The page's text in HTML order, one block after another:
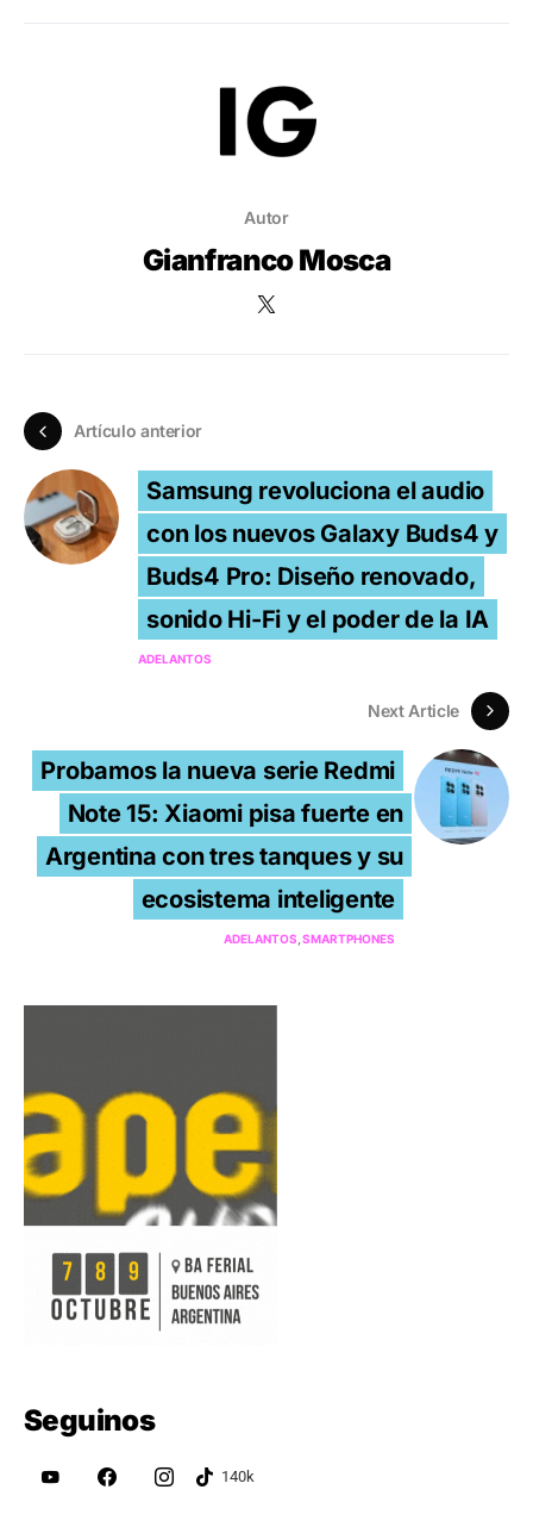
Autor
Gianfranco Mosca
Artículo anterior
Samsung revoluciona el audio
con los nuevos Galaxy Buds4 y
Buds4 Pro: Diseño renovado,
sonido Hi-Fi y el poder de la IA
ADELANTOS
Next Article
Probamos la nueva serie Redmi
Note 15: Xiaomi pisa fuerte en
Argentina con tres tanques y su
ecosistema inteligente
ADELANTOS SMARTPHONES
Seguinos